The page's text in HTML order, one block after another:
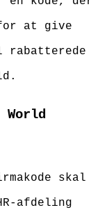
at give
rabatterede
World
skal
afdeling